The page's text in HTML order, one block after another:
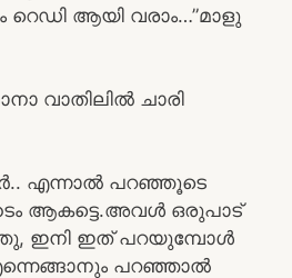
ആയി വരാം…”മാളു
വാതിലിൽ ചാരി
എന്നാൽ പറഞ്ഞൂടെ
ആകട്ടെ.അവൾ ഒരുപാട്
ഇനി ഇത് പറയുമ്പോൾ
പറഞ്ഞാൽ